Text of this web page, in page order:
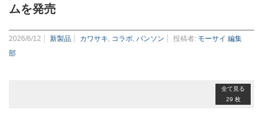
ムを発売
2026/6/12 新製品 カワサキ コラボ バンソン 投稿者: モーサイ 編集
部
全て見る
29 枚